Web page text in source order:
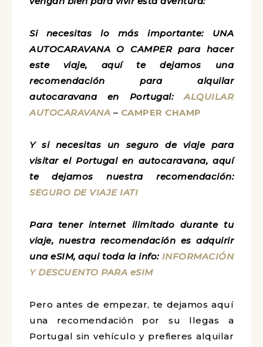
te vengan bien para vivir esta aventura:
Si necesitas lo más importante: UNA
AUTOCARAVANA O CAMPER para hacer
este viaje, aquí te dejamos una
recomendación para alquilar
AUTOCARAVANA– CAMPER CHAMP
Y si necesitas un seguro de viaje para
visitar el Portugal en autocaravana, aquí
SEGURO DE VIAJE IATI
Para tener internet ilimitado durante tu
viaje, nuestra recomendación es adquirir
INFORMACIÓN Y DESCUENTO PARA
eSIM